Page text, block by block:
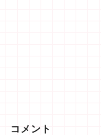
コメント